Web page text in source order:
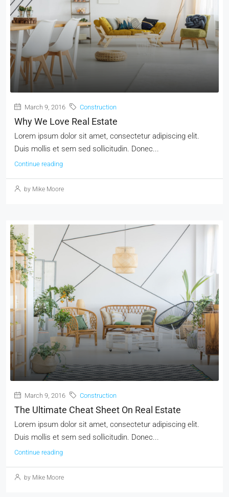
March 9, 2016 Construction
Why We Love Real Estate
Lorem ipsum dolor sit amet, consectetur adipiscing elit.
Duis mollis et sem sed sollicitudin. Donec...
Continue reading
by Mike Moore
March 9, 2016 Construction
The Ultimate Cheat Sheet On Real Estate
Lorem ipsum dolor sit amet, consectetur adipiscing elit.
Duis mollis et sem sed sollicitudin. Donec...
Continue reading
by Mike Moore